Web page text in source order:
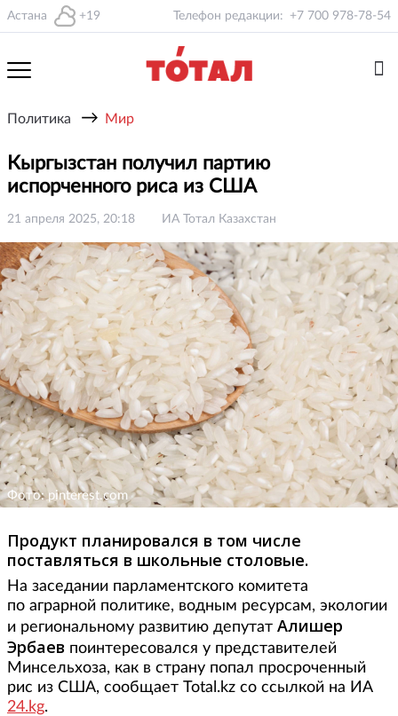
Астана +19 Телефон редакции: +7 700 978-78-54
Политика → Мир
Кыргызстан получил партию
испорченного риса из США
21 апреля 2025, 20:18 ИА Тотал Казахстан
Фото: pinterest.com
Продукт планировался в том числе
поставляться в школьные столовые.
На заседании парламентского комитета
по аграрной политике, водным ресурсам, экологии
и региональному развитию депутат Алишер
Эрбаев поинтересовался у представителей
Минсельхоза, как в страну попал просроченный
рис из США, сообщает Total.kz со ссылкой на ИА
24.kg.